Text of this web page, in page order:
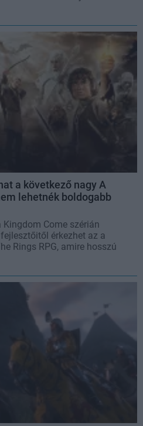
a következő nagy A
lehetnék boldogabb
Come szérián
érkezhet az a
Rings RPG, amire hosszú